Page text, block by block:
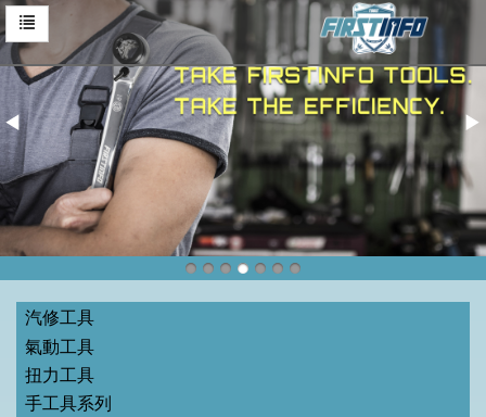
汽修工具
氣動工具
扭力工具
手工具系列